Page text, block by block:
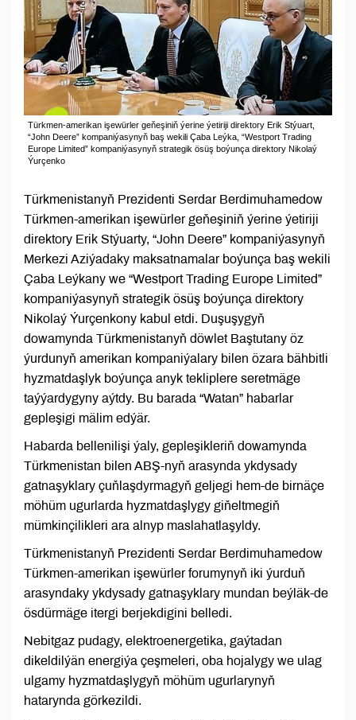
Türkmen-amerikan işewürler geňeşiniň ýerine ýetiriji direktory Erik Stýuart,
“John Deere” kompaniýasynyň baş wekili Çaba Leýka, “Westport Trading
Europe Limited” kompaniýasynyň strategik ösüş boýunça direktory Nikolaý
Ýurçenko
Türkmenistanyň Prezidenti Serdar Berdimuhamedow
Türkmen-amerikan işewürler geňeşiniň ýerine ýetiriji
direktory Erik Stýuarty, “John Deere” kompaniýasynyň
Merkezi Aziýadaky maksatnamalar boýunça baş wekili
Çaba Leýkany we “Westport Trading Europe Limited”
kompaniýasynyň strategik ösüş boýunça direktory
Nikolaý Ýurçenkony kabul etdi. Duşuşygyň
dowamynda Türkmenistanyň döwlet Baştutany öz
ýurdunyň amerikan kompaniýalary bilen özara bähbitli
hyzmatdaşlyk boýunça anyk tekliplere seretmäge
taýýardygyny aýtdy. Bu barada “Watan” habarlar
gepleşigi mälim edýär.
Habarda bellenilişi ýaly, gepleşikleriň dowamynda
Türkmenistan bilen ABŞ-nyň arasynda ykdysady
gatnaşyklary çuňlaşdyrmagyň geljegi hem-de birnäçe
möhüm ugurlarda hyzmatdaşlygy giňeltmegiň
mümkinçilikleri ara alnyp maslahatlaşyldy.
Türkmenistanyň Prezidenti Serdar Berdimuhamedow
Türkmen-amerikan işewürler forumynyň iki ýurduň
arasyndaky ykdysady gatnaşyklary mundan beýläk-de
ösdürmäge itergi berjekdigini belledi.
Nebitgaz pudagy, elektroenergetika, gaýtadan
dikeldilýän energiýa çeşmeleri, oba hojalygy we ulag
ulgamy hyzmatdaşlygyň möhüm ugurlarynyň
hatarynda görkezildi.